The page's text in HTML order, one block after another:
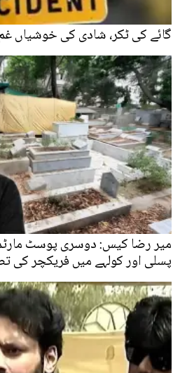
گائے کی ٹکر، شادی کی خوشیاں
میر رضا کیس: دوسری پوسٹ
پسلی اور کولہے میں فریکچر کی